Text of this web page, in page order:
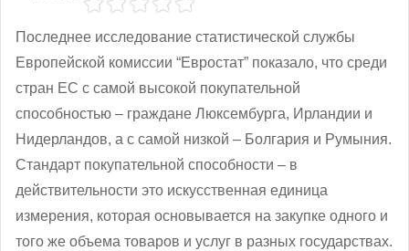
Последнее исследование статистической службы
Европейской комиссии “Евростат” показало, что среди
стран ЕС с самой высокой покупательной
способностью – граждане Люксембурга, Ирландии и
Нидерландов, а с самой низкой – Болгария и Румыния.
Стандарт покупательной способности – в
действительности это искусственная единица
измерения, которая основывается на закупке одного и
того же объема товаров и услуг в разных государствах.